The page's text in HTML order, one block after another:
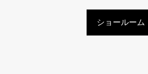
ショールーム